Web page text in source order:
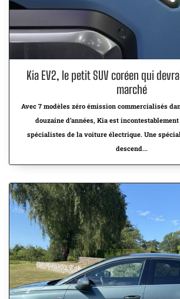
Kia EV2, le petit SUV coréen qui
marché
Avec 7 modèles zéro émission commercialisés
douzaine d’années, Kia est incontestablement
spécialistes de la voiture électrique. Une
descend...